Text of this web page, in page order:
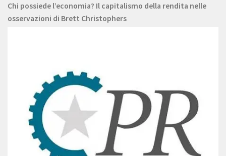
Chi possiede l’economia? Il capitalismo della rendita nelle
osservazioni di Brett Christophers